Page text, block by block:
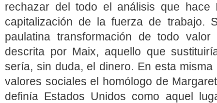
rechazar del todo el análisis que
capitalización de la fuerza de trabajo.
paulatina transformación de todo
descrita por Maix, aquello que
sería, sin duda, el dinero. En esta
valores sociales el homólogo de
definía Estados Unidos como aquel